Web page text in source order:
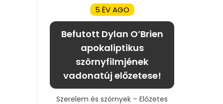
5 ÉV AGO
Befutott Dylan O’Brien
apokaliptikus
szörnyfilmjének
vadonatúj előzetese!
Szerelem és szörnyek – Előzetes